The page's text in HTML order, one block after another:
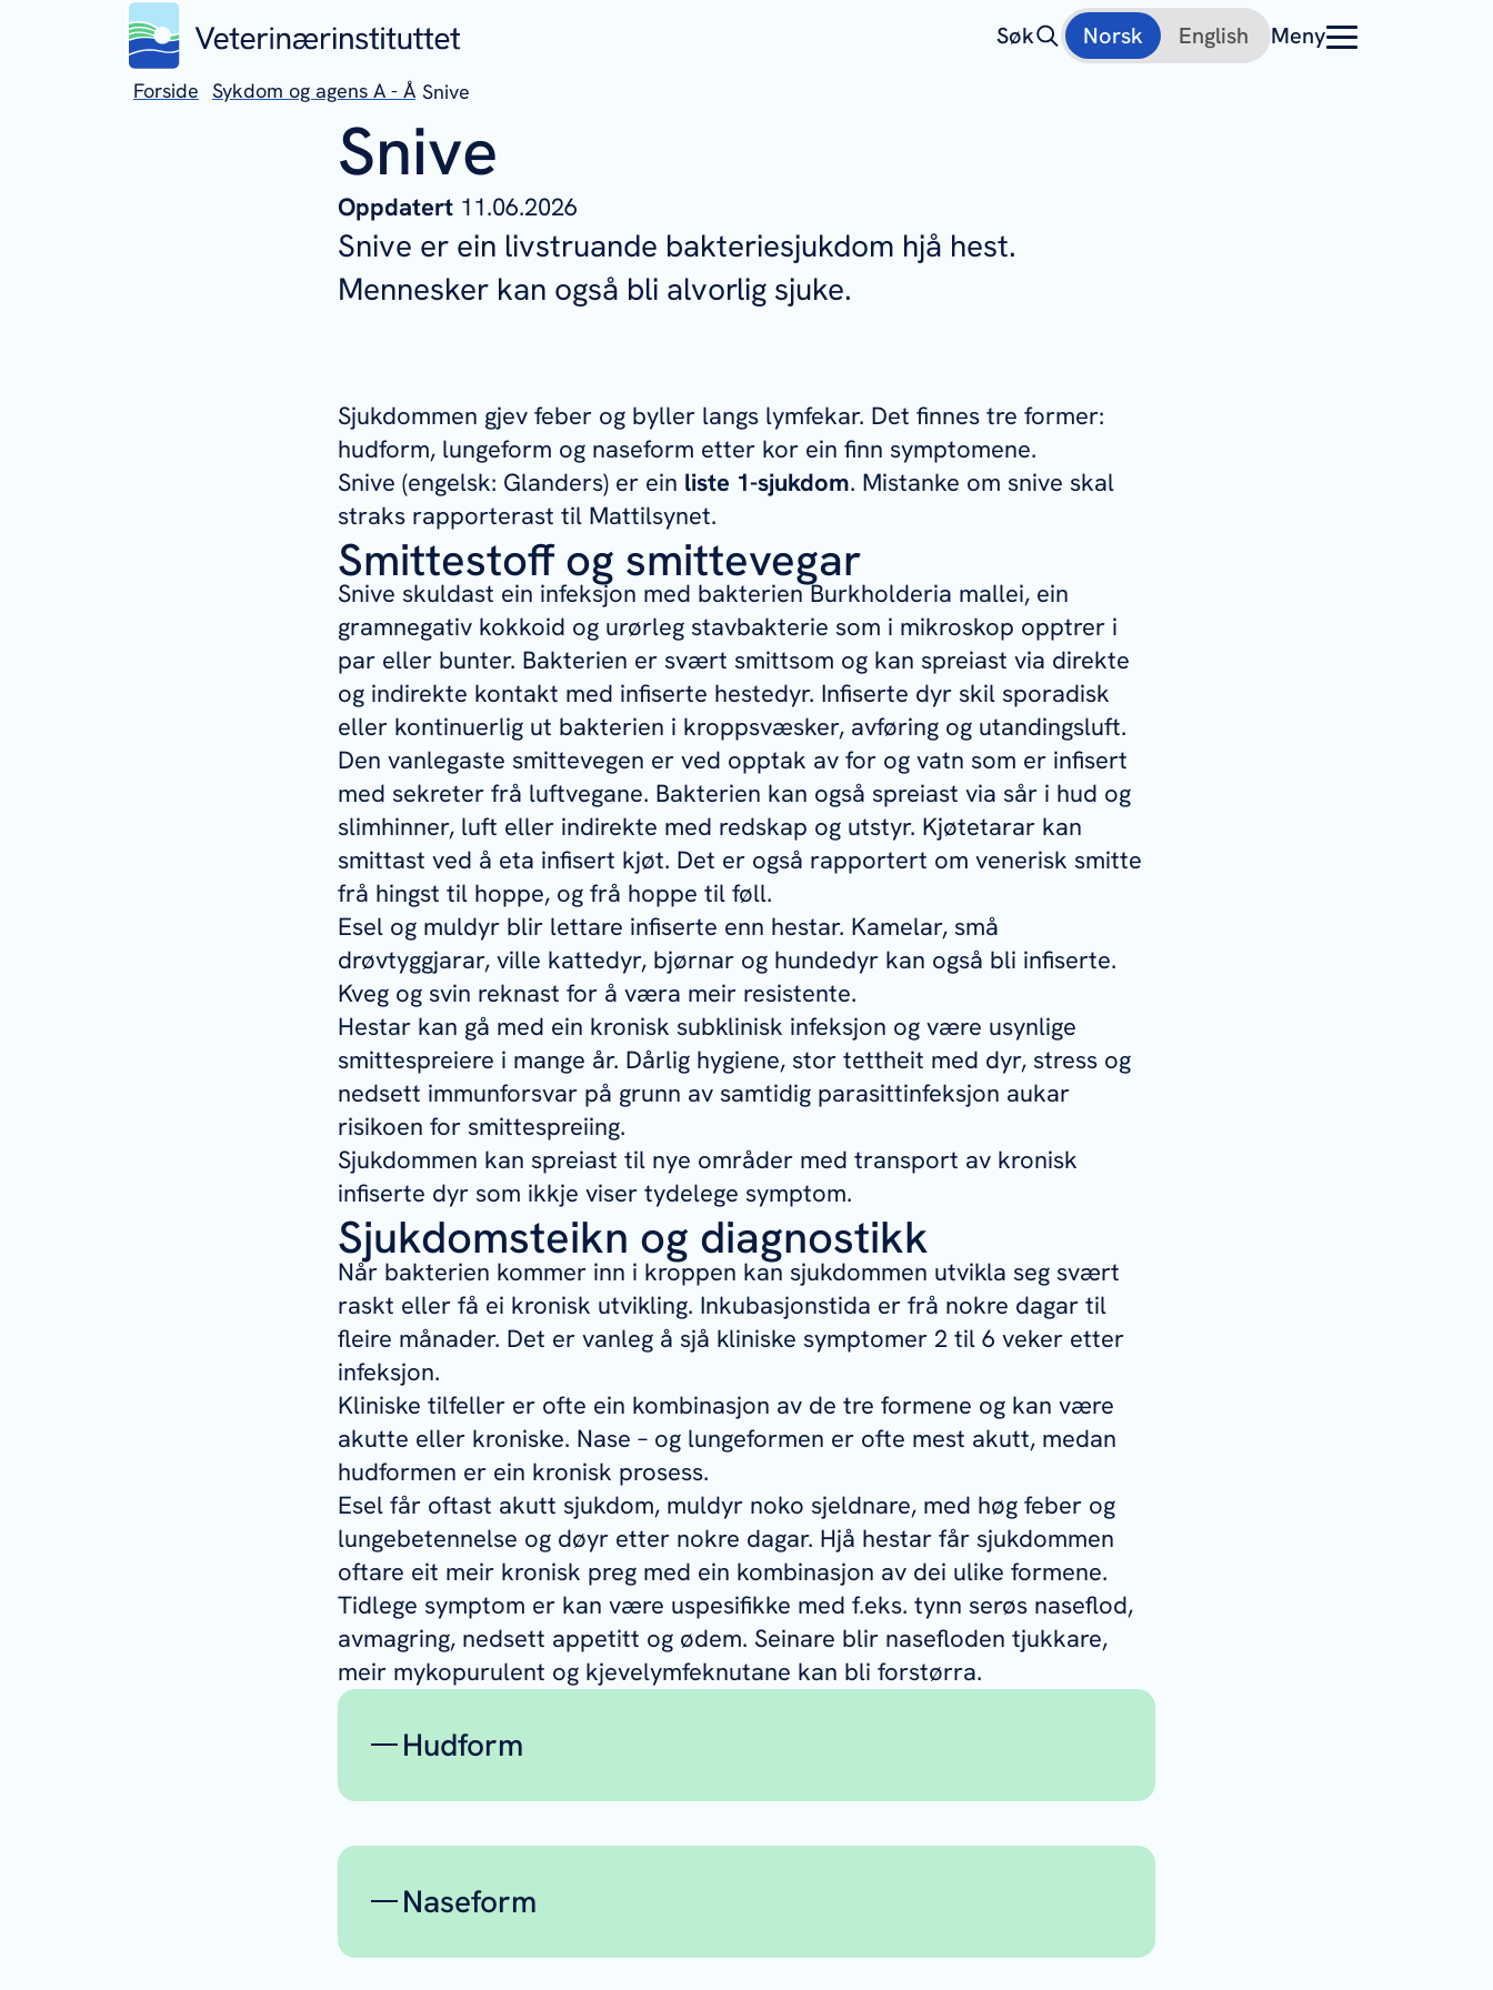
Søk Norsk English Meny
Forside Sykdom og agens A - Å Snive
Snive
Oppdatert 11.06.2026
Snive er ein livstruande bakteriesjukdom hjå hest.
Mennesker kan også bli alvorlig sjuke.
Sjukdommen gjev feber og byller langs lymfekar. Det finnes tre former:
hudform, lungeform og naseform etter kor ein finn symptomene.
Snive (engelsk: Glanders) er ein liste 1-sjukdom. Mistanke om snive skal
straks rapporterast til Mattilsynet.
Smittestoff og smittevegar
Snive skuldast ein infeksjon med bakterienBurkholderia mallei, ein
gramnegativ kokkoid og urørleg stavbakterie som i mikroskop opptrer i
par eller bunter. Bakterien er svært smittsom og kan spreiast via direkte
og indirekte kontakt med infiserte hestedyr. Infiserte dyr skil sporadisk
eller kontinuerlig ut bakterien i kroppsvæsker, avføring og utandingsluft.
Den vanlegaste smittevegen er ved opptak av for og vatn som er infisert
med sekreter frå luftvegane. Bakterien kan også spreiast via sår i hud og
slimhinner, luft eller indirekte med redskap og utstyr. Kjøtetarar kan
smittast ved å eta infisert kjøt. Det er også rapportert om venerisk smitte
frå hingst til hoppe, og frå hoppe til føll.
Esel og muldyr blir lettare infiserte enn hestar. Kamelar, små
drøvtyggjarar, ville kattedyr, bjørnar og hundedyr kan også bli infiserte.
Kveg og svin reknast for å væra meir resistente.
Hestar kan gå med ein kronisk subklinisk infeksjon og være usynlige
smittespreiere i mange år. Dårlig hygiene, stor tettheit med dyr, stress og
nedsett immunforsvar på grunn av samtidig parasittinfeksjon aukar
risikoen for smittespreiing.
Sjukdommen kan spreiast til nye områder med transport av kronisk
infiserte dyr som ikkje viser tydelege symptom.
Sjukdomsteikn og diagnostikk
Når bakterien kommer inn i kroppen kan sjukdommen utvikla seg svært
raskt eller få ei kronisk utvikling. Inkubasjonstida er frå nokre dagar til
fleire månader. Det er vanleg å sjå kliniske symptomer 2 til 6 veker etter
infeksjon.
Kliniske tilfeller er ofte ein kombinasjon av de tre formene og kan være
akutte eller kroniske. Nase – og lungeformen er ofte mest akutt, medan
hudformen er ein kronisk prosess.
Esel får oftast akutt sjukdom, muldyr noko sjeldnare, med høg feber og
lungebetennelse og døyr etter nokre dagar. Hjå hestar får sjukdommen
oftare eit meir kronisk preg med ein kombinasjon av dei ulike formene.
Tidlege symptom er kan være uspesifikke med f.eks. tynn serøs naseflod,
avmagring, nedsett appetitt og ødem. Seinare blir nasefloden tjukkare,
meir mykopurulent og kjevelymfeknutane kan bli forstørra.
Hudform
lymfekar i huda.
Byller som sprekker og lagar fistler i huda som gror
langsomt.
Infeksiøse knuter (granulom) i indre organ som lever og
Naseform